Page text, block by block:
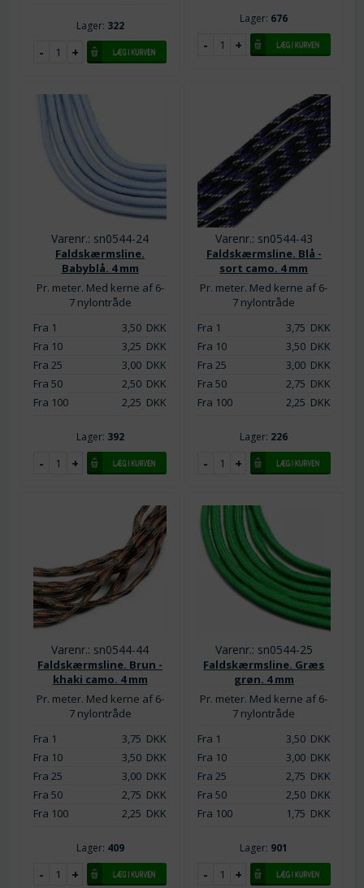
Lager: 322
Lager: 676
Varenr.: sn0544-24
Faldskærmsline.
Babyblå. 4 mm
Pr. meter. Med kerne af 6-
7 nylontråde
Fra 1
3,50DKK
Fra 10
3,25 DKK
Fra 25
3,00DKK
Fra 50
2,50DKK
Fra 100
2,25 DKK
Lager: 392
Varenr.: sn0544-43
Faldskærmsline. Blå -
sort camo. 4 mm
Pr. meter. Med kerne af 6-
7 nylontråde
Fra 1
3,75 DKK
Fra 10
3,50DKK
Fra 25
3,00DKK
Fra 50
2,75 DKK
Fra 100
2,25 DKK
Lager: 226
Varenr.: sn0544-44
Faldskærmsline. Brun -
khaki camo. 4 mm
Pr. meter. Med kerne af 6-
7 nylontråde
Fra 1
3,75 DKK
Fra 10
3,50DKK
Fra 25
3,00DKK
Fra 50
2,75 DKK
Fra 100
2,25 DKK
Lager: 409
Varenr.: sn0544-25
Faldskærmsline. Græs
grøn. 4 mm
Pr. meter. Med kerne af 6-
7 nylontråde
Fra 1
3,50DKK
Fra 10
3,00DKK
Fra 25
2,75 DKK
Fra 50
2,50DKK
Fra 100
1,75 DKK
Lager: 901